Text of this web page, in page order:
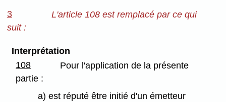
3
L'article 108 est remplacé par ce qui
suit :
Interprétation
108
Pour l'application de la présente
partie :
a) est réputé être initié d'un émetteur